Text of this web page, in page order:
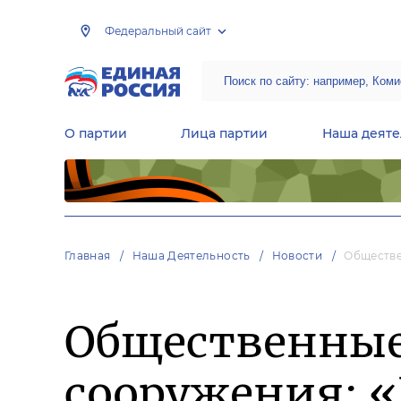
Федеральный сайт
О партии Лица партии Наша
Главная Наша Деятельность Новости